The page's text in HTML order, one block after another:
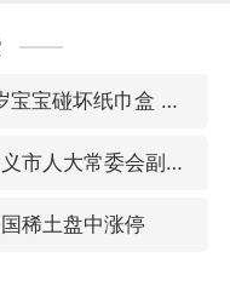
1岁宝宝碰坏纸巾盒 宝妈被索赔924元
遵义市人大常委会副主任刘东明被查
稀土盘中涨停